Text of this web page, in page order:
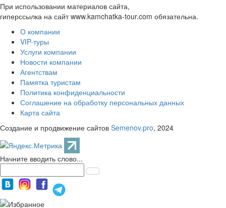
При использовании материалов сайта,
гиперссылка на сайт www.kamchatka-tour.com обязательна.
О компании
VIP-туры
Услуги компании
Новости компании
Агентствам
Памятка туристам
Политика конфиденциальности
Соглашение на обработку персональных данных
Карта сайта
Создание и продвижение сайтов Semenov.pro, 2024
Начните вводить слово...